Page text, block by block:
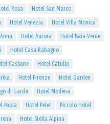
Rosa
Hotel San Marco
Hotel Venezia
Hotel Villa Monica
Hotel Aurora
Hotel Baia Verde
Hotel Casa Rabagno
Cassone
Hotel Catullo
Hotel Firenze
Hotel Garden
di Garda
Hotel Modena
Paola Hotel Peler
Piccolo Hotel
Hotel Stella Alpina